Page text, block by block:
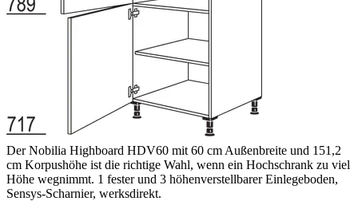
Der Nobilia Highboard HDV60 mit 60 cm Außenbreite und 151,2
cm Korpushöhe ist die richtige Wahl, wenn ein Hochschrank zu viel
Höhe wegnimmt. 1 fester und 3 höhenverstellbarer Einlegeboden,
Sensys-Scharnier, werksdirekt.